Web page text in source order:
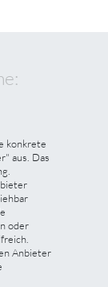
konkrete
aus. Das
oder
Anbieter